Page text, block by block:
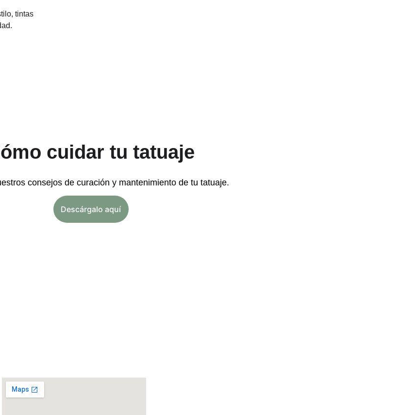
tintas
cuidar tu tatuaje
consejos de curación y mantenimiento de tu tatuaje.
Descárgalo aquí